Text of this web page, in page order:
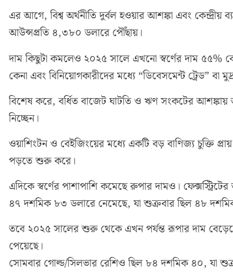
এর আগে, বিশ্ব অর্থনীতি দুর্বল হওয়ার আশঙ্কা এবং
আউন্সপ্রতি ৪,৩৮০ ডলারে পৌঁছায়।
দাম কিছুটা কমলেও ২০২৫ সালে এখনো স্বর্ণের দাম ৫৫%
কেনা এবং বিনিয়োগকারীদের মধ্যে “ডিবেসমেন্ট ট্রেড” বা
বিশেষ করে, বর্ধিত বাজেট ঘাটতি ও ঋণ সংকটের আশঙ্কায়
নিচ্ছেন।
ওয়াশিংটন ও বেইজিংয়ের মধ্যে একটি বড় বাণিজ্য চুক্তি
পড়তে শুরু করে।
এদিকে স্বর্ণের পাশাপাশি কমেছে রুপার দামও।
৪৭ দশমিক ৮৩ ডলারে নেমেছে, যা শুক্রবার ছিল ৪৮
তবে ২০২৫ সালের শুরু থেকে এখন পর্যন্ত রূপার দাম
পেয়েছে।
সোমবার গোল্ড/সিলভার রেশিও ছিল ৮৪ দশমিক ৪০, যা